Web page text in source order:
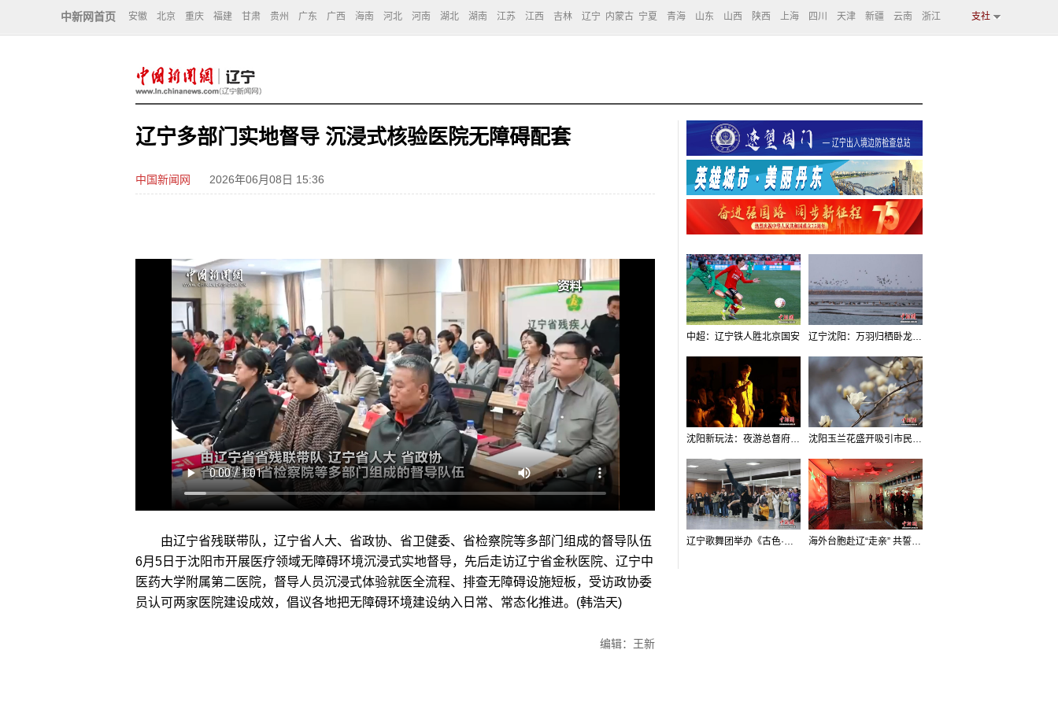
中新网首页 安徽 北京 重庆 福建 甘肃 贵州 广东 广西 海南 河北 河南 湖北 湖南 江苏 江西 吉林 辽宁 内蒙古 宁夏 青海 山东 山西 陕西 上海 四川 天津 新疆 云南 浙江 支社
辽宁多部门实地督导 沉浸式核验医院无障碍配套
中国新闻网 2026年06月08日 15:36
由辽宁省残联带队，辽宁省人大、省政协、省卫健委、省检察院等多部门组成的督导队伍
6月5日于沈阳市开展医疗领域无障碍环境沉浸式实地督导，先后走访辽宁省金秋医院、辽宁中
医药大学附属第二医院，督导人员沉浸式体验就医全流程、排查无障碍设施短板，受访政协委
员认可两家医院建设成效，倡议各地把无障碍环境建设纳入日常、常态化推进。(韩浩天)
编辑：王新
中超：辽宁铁人胜北京国安 辽宁沈阳：万羽归栖卧龙湖看群鸟齐飞
沈阳新玩法：夜游总督府，当一回“赴宴者” 沈阳玉兰花盛开吸引市民打卡
辽宁歌舞团举办《古色·国宝辽宁》排练开放日活动 海外台胞赴辽“走亲” 共誓“和平初心”